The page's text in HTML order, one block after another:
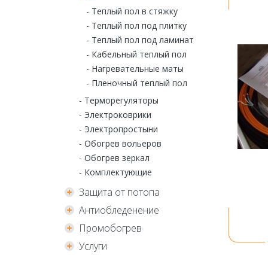
- Теплый пол в стяжку
- Теплый пол под плитку
- Теплый пол под ламинат
- Кабельный теплый пол
- Нагревательные маты
- Пленочный теплый пол
- Терморегуляторы
- Электроковрики
- Электропростыни
- Обогрев вольеров
- Обогрев зеркал
- Комплектующие
Защита от потопа
Антиобледенение
Промобогрев
Услуги